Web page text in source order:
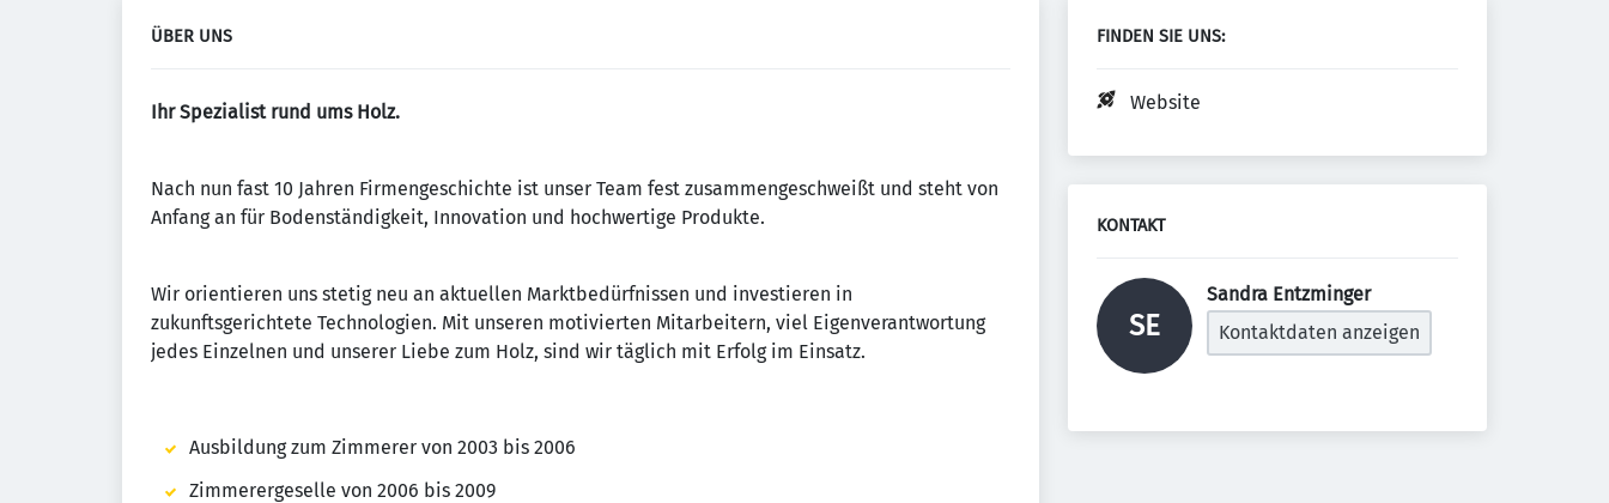
ÜBER UNS
Ihr Spezialist rund ums Holz.
Nach nun fast 10 Jahren Firmengeschichte ist unser Team fest zu­sam­men­ge­schweißt und steht von
Anfang an für Bodenständigkeit, Innovation und hochwertige Produkte.
Wir orientieren uns stetig neu an aktuellen Marktbedürfnissen und investieren in
zukunftsgerichtete Technologien. Mit unseren motivierten Mitarbeitern, viel Eigenverantwortung
jedes Einzelnen und unserer Liebe zum Holz, sind wir täglich mit Erfolg im Einsatz.
Ausbildung zum Zimmerer von 2003 bis 2006
Zimmerergeselle von 2006 bis 2009
FINDEN SIE UNS:
Website
KONTAKT
SE
Sandra Entzminger
Kontaktdaten anzeigen